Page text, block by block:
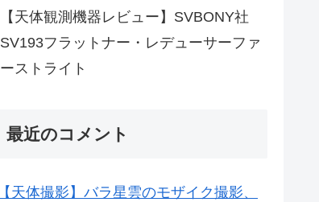
【天体観測機器レビュー】SVBONY社
SV193フラットナー・レデューサーファ
ーストライト
最近のコメント
【天体撮影】バラ星雲のモザイク撮影、